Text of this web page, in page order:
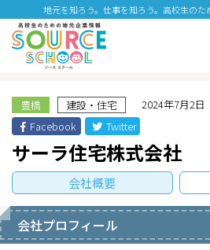
地元を知ろう。仕事を知ろう。高校生の
豊橋 建設・住宅
2024年7月2日
Facebook
Twitter
サーラ住宅株式会社
会社概要
会社プロフィール